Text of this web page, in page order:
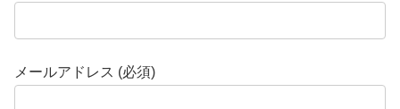
メールアドレス (必須)